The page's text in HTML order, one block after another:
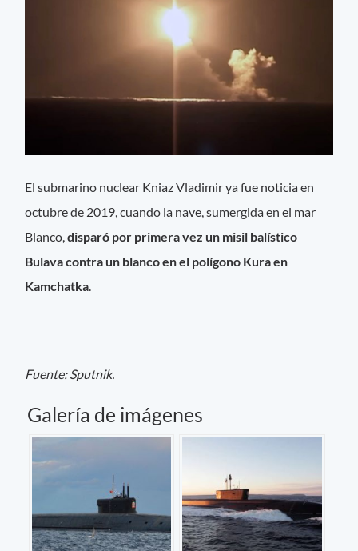
El submarino nuclear Kniaz Vladimir ya fue noticia en
octubre de 2019, cuando la nave, sumergida en el mar
Blanco,disparó por primera vez un misil balístico
Bulava contra un blanco en el polígono Kura en
Kamchatka.
Fuente: Sputnik.
Galería de imágenes